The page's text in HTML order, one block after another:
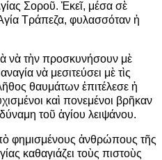
Σοροῦ. Ἐκεῖ, μέσα σὲ
Τράπεζα, φυλασσόταν ἡ
νὰ τὴν προσκυνήσουν μὲ
νὰ μεσιτεύσει μὲ τὶς
θαυμάτων ἐπιτέλεσε ἡ
καὶ πονεμένοι βρῆκαν
τοῦ ἁγίου λειψάνου.
φημισμένους ἀνθρώπους τῆς
καθαγιάζει τοὺς πιστοὺς